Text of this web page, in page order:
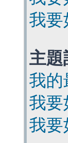
我要
主題
我的
我要
我要